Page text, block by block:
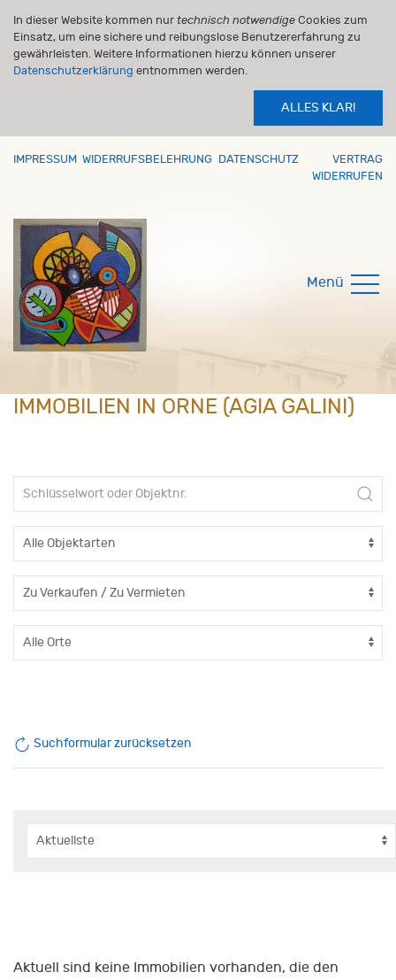
In dieser Website kommen nur technisch notwendige Cookies zum
Einsatz, um eine sichere und reibungslose Benutzererfahrung zu
gewährleisten. Weitere Informationen hierzu können unserer
Datenschutzerklärung entnommen werden.
ALLES KLAR!
IMPRESSUM WIDERRUFSBELEHRUNG DATENSCHUTZ
VERTRAG
WIDERRUFEN
Menü
IMMOBILIEN IN ORNE (AGIA GALINI)
Suchformular zurücksetzen
Aktuell sind keine Immobilien vorhanden, die den